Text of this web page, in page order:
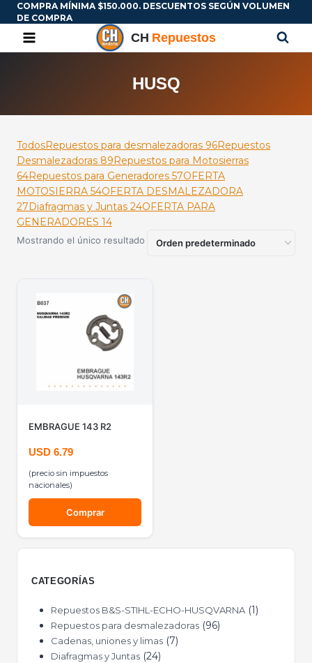
COMPRA MÍNIMA $150.000. DESCUENTOS SEGÚN VOLUMEN
DE COMPRA
HUSQ
TodosRepuestos para desmalezadoras 96Repuestos
Desmalezadoras 89Repuestos para Motosierras
64Repuestos para Generadores 57OFERTA
MOTOSIERRA 54OFERTA DESMALEZADORA
27Diafragmas y Juntas 24OFERTA PARA
GENERADORES 14
Mostrando el único resultado
EMBRAGUE 143 R2
USD 6.79
(precio sin impuestos
nacionales)
Comprar
CATEGORÍAS
Repuestos B&S-STIHL-ECHO-HUSQVARNA 1
Repuestos para desmalezadoras 96
Cadenas, uniones y limas 7
Diafragmas y Juntas 24